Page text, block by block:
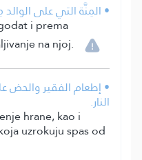
• المِنَّة التي على
i prema
na njoj.
• إطعام الفقير والحض
النار.
hrane, kao i
uzrokuju spas od